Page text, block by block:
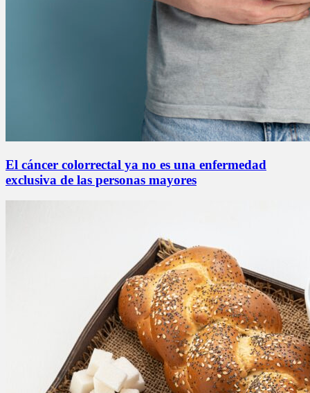
El cáncer colorrectal ya no es una enfermedad
exclusiva de las personas mayores